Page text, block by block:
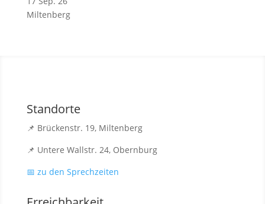
Miltenberg
Standorte
📌 Brückenstr. 19, Miltenberg
📌 Untere Wallstr. 24, Obernburg
📅 zu den Sprechzeiten